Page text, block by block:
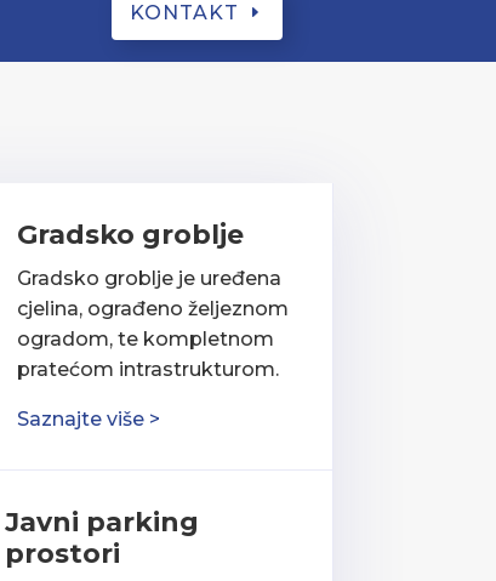
KONTAKT
Gradsko groblje
Gradsko groblje je uređena
cjelina, ograđeno željeznom
ogradom, te kompletnom
pratećom intrastrukturom.
Saznajte više >
Javni parking
prostori